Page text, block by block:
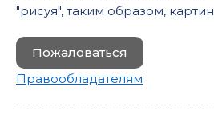
"рисуя", таким образом,
Пожаловаться
Правообладателям